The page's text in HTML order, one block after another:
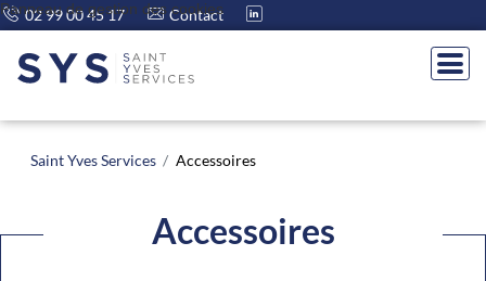
02 99 00 45 17 Contact
Saint Yves Services Accessoires
Accessoires
Panneau de gestion des cookies